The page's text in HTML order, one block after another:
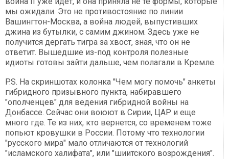
мы ожидали. Это не противостояние по линии
Вашингтон-Москва, а война людей, выпустивших
джина из бутылки, с самим джином. Здесь уже не
получится дергать тигра за хвост, зная, что он не
ответит. Вышедшие из-под контроля полезные
идиоты готовы зайти дальше, чем полагали в Кремле.
P.S. На скриншотах колонка "Чем могу помочь" анкеты
гибридного призывного пункта, набиравшего
"ополченцев" для ведения гибридной войны на
Донбассе. Сейчас они воюют в Сирии, ЦАР и еще
много где. Те из них, кто вернется, со временем тоже
попьют кровушки в России. Потому что технологии
"русского мира" мало отличаются от технологий
"исламского халифата", или "шиитского возрождения".